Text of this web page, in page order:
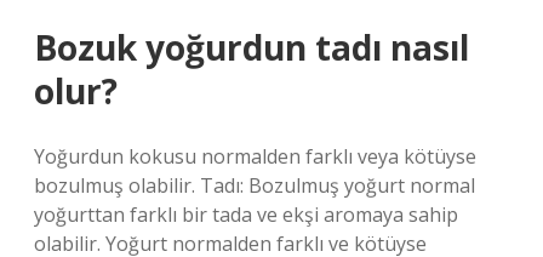
Bozuk yoğurdun tadı nasıl
olur?
Yoğurdun kokusu normalden farklı veya kötüyse
bozulmuş olabilir. Tadı: Bozulmuş yoğurt normal
yoğurttan farklı bir tada ve ekşi aromaya sahip
olabilir. Yoğurt normalden farklı ve kötüyse